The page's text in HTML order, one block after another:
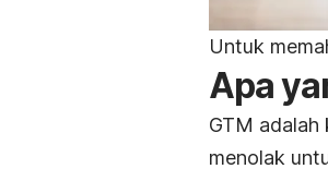
Untuk
Apa
GTM adalah
menolak